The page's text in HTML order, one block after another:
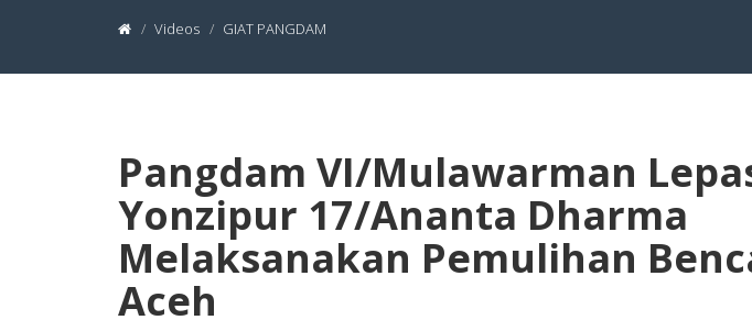
Videos GIAT PANGDAM
Pangdam VI/Mulawarman
Yonzipur 17/Ananta Dharma
Melaksanakan Pemulihan
Aceh